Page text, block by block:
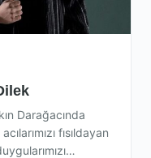
Darağacında
fısıldayan